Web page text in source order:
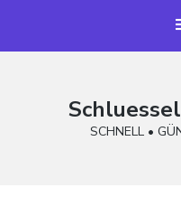
SCHNELL •